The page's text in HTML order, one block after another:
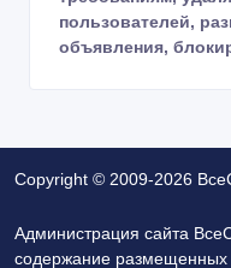
пользователей,
объявления,
Copyright © 2009-2026
Администрация сайта
содержание размещенных